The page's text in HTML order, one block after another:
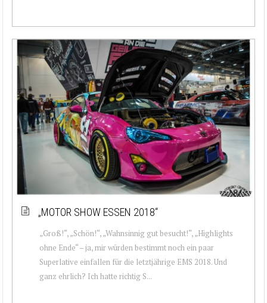
„MOTOR SHOW ESSEN 2018“
„Groß!“, „Schön!“, „Wahnsinnig gut besucht!“, „Highlights
ohne Ende“ – ja, mir würden bestimmt noch ein paar
Superlative einfallen für die letztjährige EMS 2018. Und
ganz ehrlich? Ich hatte richtig S...